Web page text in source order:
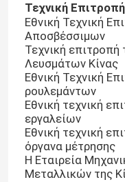
Συμπληρωμένα
Ένσφαιρος
Ένθετα εργαλείων
Συσσωρευτές με
Τεχνική
Εθνική Τεχνική
Αποσβέσσιμων
Τεχνική
Λευσμάτων Κίνας
Εθνική Τεχνική
ρουλεμάντων
Εθνική τεχνική
εργαλείων
Εθνική τεχνική
όργανα μέτρησης
Η Εταιρεία
Μεταλλικών της